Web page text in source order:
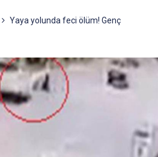
Yaya yolunda feci ölüm! Genç